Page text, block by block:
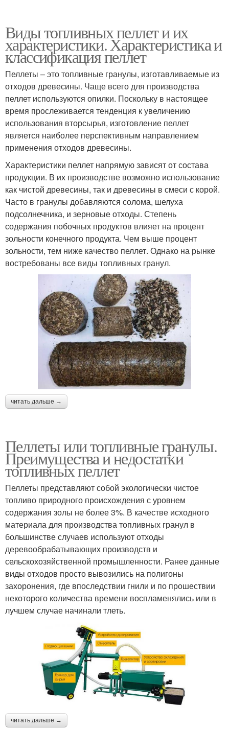
Виды топливных пеллет и их
характеристики. Характеристика и
классификация пеллет
Пеллеты – это топливные гранулы, изготавливаемые из
отходов древесины. Чаще всего для производства
пеллет используются опилки. Поскольку в настоящее
время прослеживается тенденция к увеличению
использования вторсырья, изготовление пеллет
является наиболее перспективным направлением
применения отходов древесины.
Характеристики пеллет напрямую зависят от состава
продукции. В их производстве возможно использование
как чистой древесины, так и древесины в смеси с корой.
Часто в гранулы добавляются солома, шелуха
подсолнечника, и зерновые отходы. Степень
содержания побочных продуктов влияет на процент
зольности конечного продукта. Чем выше процент
зольности, тем ниже качество пеллет. Однако на рынке
востребованы все виды топливных гранул.
читать дальше →
Пеллеты или топливные гранулы.
Преимущества и недостатки
топливных пеллет
Пеллеты представляют собой экологически чистое
топливо природного происхождения с уровнем
содержания золы не более 3%. В качестве исходного
материала для производства топливных гранул в
большинстве случаев используют отходы
деревообрабатывающих производств и
сельскохозяйственной промышленности. Ранее данные
виды отходов просто вывозились на полигоны
захоронения, где впоследствии гнили и по прошествии
некоторого количества времени воспламенялись или в
лучшем случае начинали тлеть.
читать дальше →